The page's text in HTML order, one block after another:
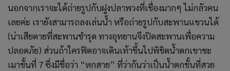
นอกจากเราจะได้ถ่ายรูปกับฝูงปลาพวงที่เชื่องมากๆ ไม่กลัวคน
เลยค่ะ เรายังสามารถลงเล่นน้ำ หรือถ่ายรูปกับสะพานแขวนได้
(น่าเสียดายที่สะพานชำรุด ทางอุทยานจึงปิดสะพานเพื่อความ
ปลอดภัย) ส่วนถ้าใครฟิตอาจเดินเท้าขึ้นไปพิชิตน้ำตกเขาชะ
เมาชั้นที่ 7 ซึ่งมีชื่อว่า “หกสาย” ที่ว่ากันว่าเป็นน้ำตกชั้นที่สวย